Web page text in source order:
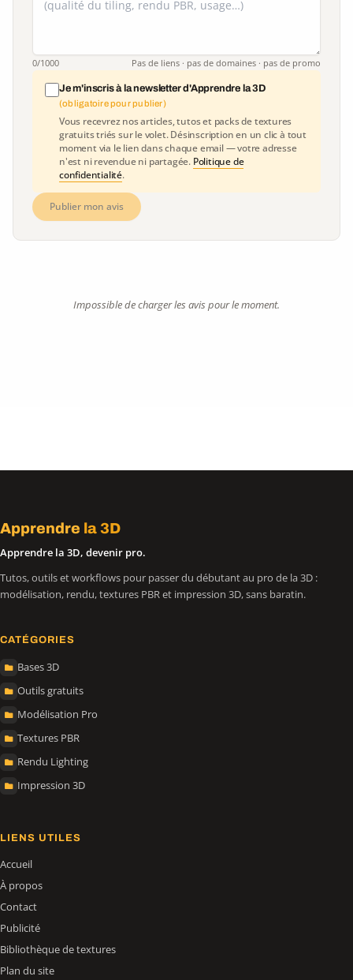
0/1000 Pas de liens · pas de domaines · pas de promo
Je m'inscris à la newsletter d'Apprendre la 3D
(obligatoire pour publier)
Vous recevrez nos articles, tutos et packs de textures
gratuits triés sur le volet. Désinscription en un clic à tout
moment via le lien dans chaque email — votre adresse
n'est ni revendue ni partagée. Politique de
confidentialité.
Publier mon avis
Impossible de charger les avis pour le moment.
Apprendre la 3D
Apprendre la 3D, devenir pro.
Tutos, outils et workflows pour passer du débutant au pro de la 3D :
modélisation, rendu, textures PBR et impression 3D, sans baratin.
CATÉGORIES
Bases 3D
Outils gratuits
Modélisation Pro
Textures PBR
Rendu Lighting
Impression 3D
LIENS UTILES
Accueil
À propos
Contact
Publicité
Bibliothèque de textures
Plan du site